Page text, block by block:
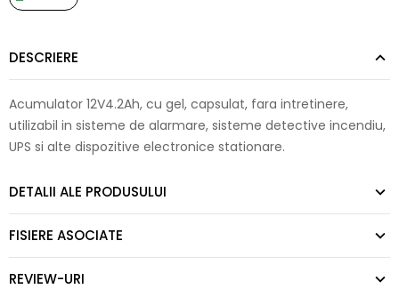
DESCRIERE
Acumulator 12V4.2Ah, cu gel, capsulat, fara intretinere,
utilizabil in sisteme de alarmare, sisteme detective incendiu,
UPS si alte dispozitive electronice stationare.
DETALII ALE PRODUSULUI
FISIERE ASOCIATE
REVIEW-URI